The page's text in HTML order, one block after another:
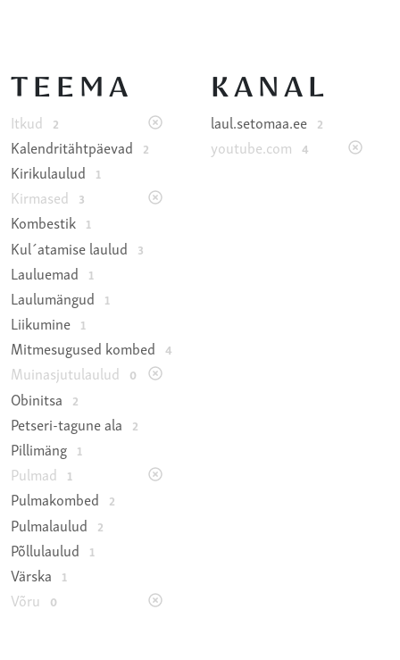
TEEMA
Itkud 2
Kalendritähtpäevad 2
Kirikulaulud 1
Kirmased 3
Kombestik 1
Kul´atamise laulud 3
Lauluemad 1
Laulumängud 1
Liikumine 1
Mitmesugused kombed 4
Muinasjutulaulud 0
Obinitsa 2
Petseri-tagune ala 2
Pillimäng 1
Pulmad 1
Pulmakombed 2
Pulmalaulud 2
Põllulaulud 1
Värska 1
Võru 0
KANAL
laul.setomaa.ee 2
youtube.com 4